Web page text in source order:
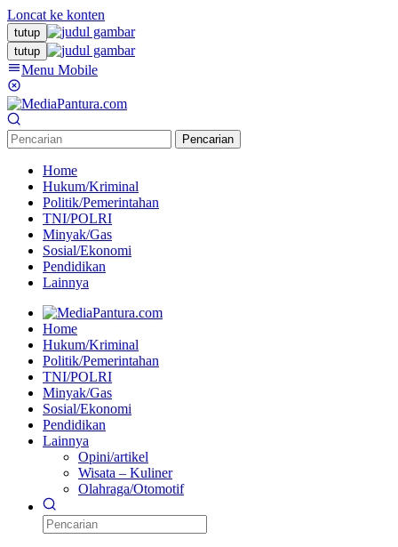
Loncat ke konten
tutup
tutup
Menu Mobile
Pencarian
Home
Hukum/Kriminal
Politik/Pemerintahan
TNI/POLRI
Minyak/Gas
Sosial/Ekonomi
Pendidikan
Lainnya
Home
Hukum/Kriminal
Politik/Pemerintahan
TNI/POLRI
Minyak/Gas
Sosial/Ekonomi
Pendidikan
Lainnya
Opini/artikel
Wisata – Kuliner
Olahraga/Otomotif